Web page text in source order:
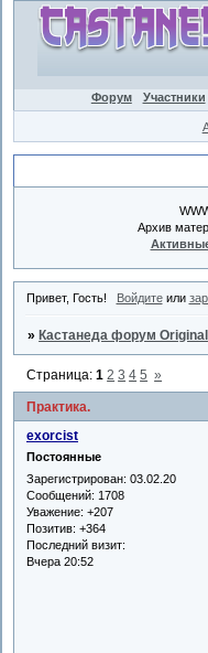
Форум Участники
Архив
Привет, Гость! Войдитеили
» Кастанеда форум Original
Практика.
Страница:1 2 3 4 5 »
exorcist
Постоянные
Зарегистрирован: 03.02.20
Сообщений: 1708
Уважение: +207
Позитив: +364
Последний визит:
Вчера 20:52